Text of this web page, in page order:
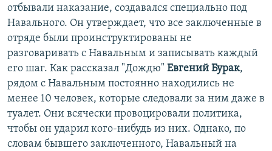
отбывали наказание, создавался специально под
Навального. Он утверждает, что все заключенные в
отряде были проинструктированы не
разговаривать с Навальным и записывать каждый
его шаг. Как рассказал "Дождю" Евгений Бурак,
рядом с Навальным постоянно находились не
менее 10 человек, которые следовали за ним даже в
туалет. Они всячески провоцировали политика,
чтобы он ударил кого-нибудь из них. Однако, по
словам бывшего заключенного, Навальный на